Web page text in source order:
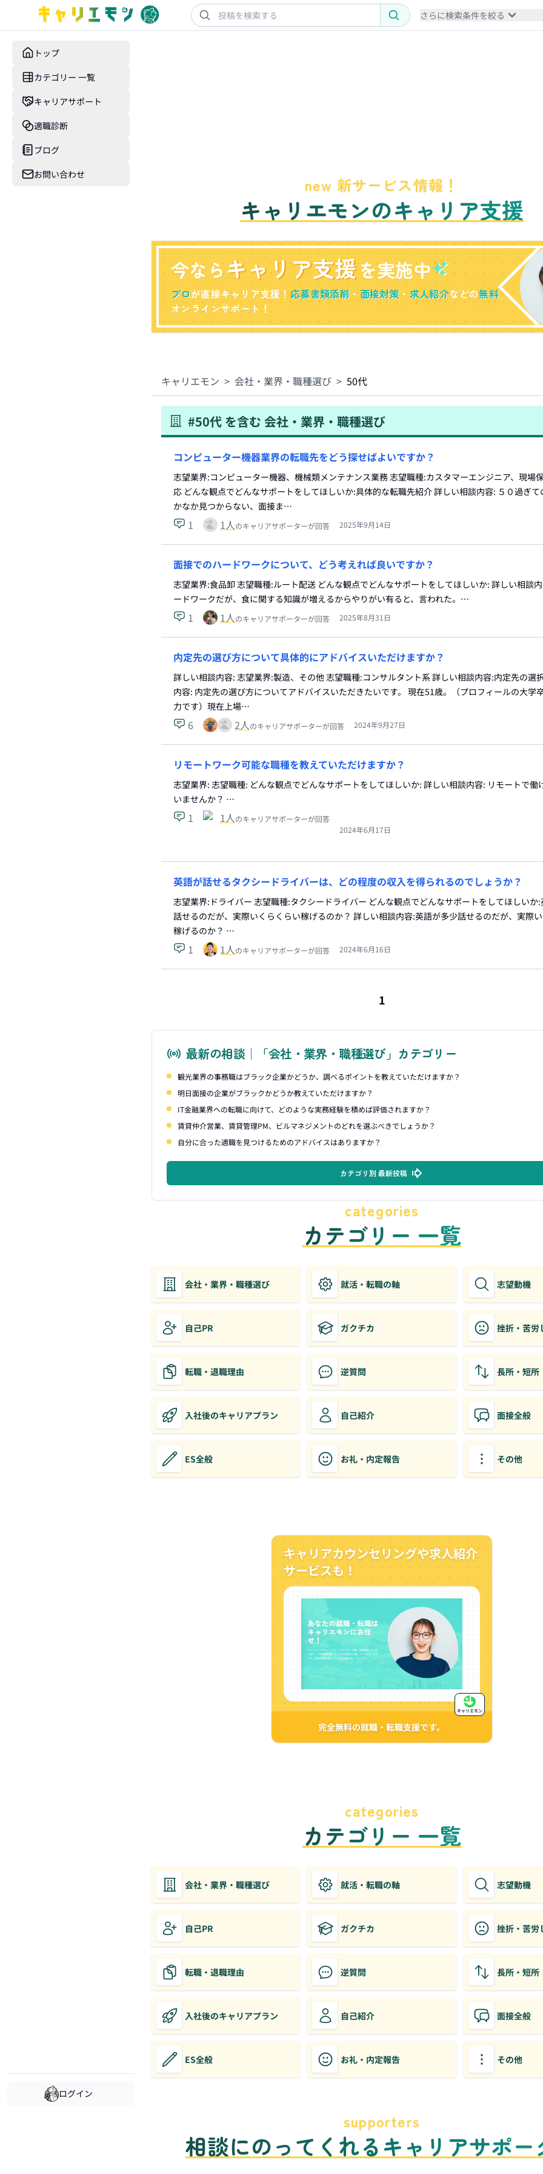
さらに検索条件を絞る
トップ
カテゴリー 一覧
キャリアサポート
適職診断
ブログ
お問い合わせ
ログイン
new 新サービス情報！
キャリエモンのキャリア支援
今ならキャリア支援を実施中
プロが直接キャリア支援！応募書類添削 ・面接対策 ・求人紹介などの無料
オンラインサポート！
キャリエモン > 会社・業界・職種選び > 50代
#50代 を含む 会社・業界・職種選び
コンピューター機器業界の転職先をどう探せばよいですか？
志望業界:コンピューター機器、機械類メンテナンス業務 志望職種:カスタマーエンジニア、現場
応 どんな観点でどんなサポートをしてほしいか:具体的な転職先紹介 詳しい相談内容: ５０過ぎて
かなか見つからない、面接ま…
1 1人のキャリアサポーターが回答 2025年9月14日
面接でのハードワークについて、どう考えれば良いですか？
志望業界:食品卸 志望職種:ルート配送 どんな観点でどんなサポートをしてほしいか: 詳しい相談
ードワークだが、食に関する知識が増えるからやりがい有ると、言われた。…
1 1人のキャリアサポーターが回答 2025年8月31日
内定先の選び方について具体的にアドバイスいただけますか？
詳しい相談内容: 志望業界:製造、その他 志望職種:コンサルタント系 詳しい相談内容:内定先の選
内容: 内定先の選び方についてアドバイスいただきたいです。 現在51歳。（プロフィールの大学
力です）現在上場…
6 2人のキャリアサポーターが回答 2024年9月27日
リモートワーク可能な職種を教えていただけますか？
志望業界: 志望職種: どんな観点でどんなサポートをしてほしいか: 詳しい相談内容: リモートで働
いませんか？ …
1 1人のキャリアサポーターが回答
2024年6月17日
英語が話せるタクシードライバーは、どの程度の収入を得られるのでしょうか？
志望業界:ドライバー 志望職種:タクシードライバー どんな観点でどんなサポートをしてほしいか
話せるのだが、実際いくらくらい稼げるのか？ 詳しい相談内容:英語が多少話せるのだが、実際
稼げるのか？ …
1 1人のキャリアサポーターが回答 2024年6月16日
1
最新の相談｜「会社・業界・職種選び」カテゴリー
観光業界の事務職はブラック企業かどうか、調べるポイントを教えていただけますか？
明日面接の企業がブラックかどうか教えていただけますか？
IT金融業界への転職に向けて、どのような実務経験を積めば評価されますか？
賃貸仲介営業、賃貸管理PM、ビルマネジメントのどれを選ぶべきでしょうか？
自分に合った適職を見つけるためのアドバイスはありますか？
カテゴリ別 最新投稿
categories
カテゴリー 一覧
会社・業界・職種選び 就活・転職の軸 志望動機
自己PR ガクチカ 挫折・苦労
転職・退職理由 逆質問 長所・短所
入社後のキャリアプラン 自己紹介 面接全般
ES全般 お礼・内定報告 その他
キャリアカウンセリングや求人紹介
サービスも！
完全無料の就職・転職支援です。
キャリエモン
categories
カテゴリー 一覧
会社・業界・職種選び 就活・転職の軸 志望動機
自己PR ガクチカ 挫折・苦労
転職・退職理由 逆質問 長所・短所
入社後のキャリアプラン 自己紹介 面接全般
ES全般 お礼・内定報告 その他
supporters
相談にのってくれるキャリアサポー